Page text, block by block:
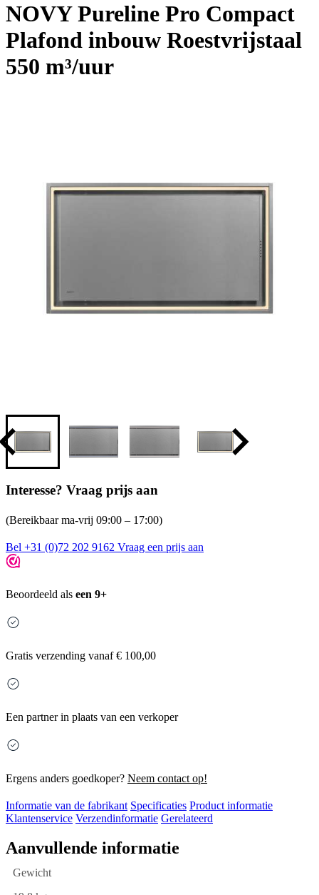
NOVY Pureline Pro Compact
Plafond inbouw Roestvrijstaal
550 m³/uur
Interesse? Vraag prijs aan
(Bereikbaar ma-vrij 09:00 – 17:00)
Bel +31 (0)72 202 9162 Vraag een prijs aan
Beoordeeld als een 9+
Gratis verzending vanaf € 100,00
Een partner in plaats van een verkoper
Ergens anders goedkoper? Neem contact op!
Informatie van de fabrikant Specificaties Product informatie
Klantenservice Verzendinformatie Gerelateerd
Aanvullende informatie
Gewicht